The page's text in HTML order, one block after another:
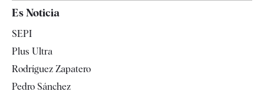
España
Televisión
Es Noticia
SEPI
Plus Ultra
Rodríguez Zapatero
Pedro Sánchez